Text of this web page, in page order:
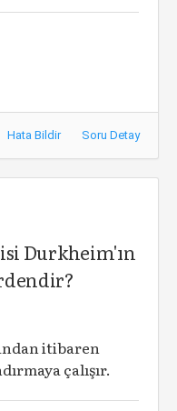
Hata Bildir Soru Detay
Durkheim'ın
itibaren
çalışır.